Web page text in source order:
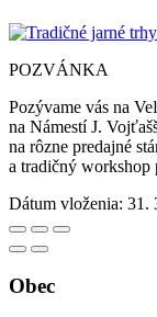
POZVÁNKA
Pozývame vás na
na Námestí J.
na rôzne predajné
a tradičný workshop
Dátum vloženia: 31.
Obec